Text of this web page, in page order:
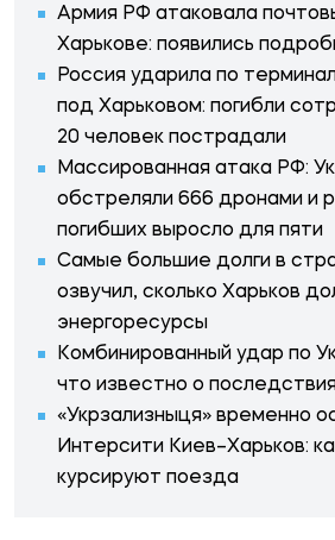
Армия РФ атаковала
Харькове: появились
Россия ударила по
под Харьковом: погибли
20 человек пострадали
Массированная атака РФ:
обстреляли 666 дронами и
погибших выросло для пяти
Самые большие долги в
озвучил, сколько Харьков
энергоресурсы
Комбинированный удар по
что известно о
«Укрзализныця» временно
Интерсити Киев–Харьков:
курсируют поезда